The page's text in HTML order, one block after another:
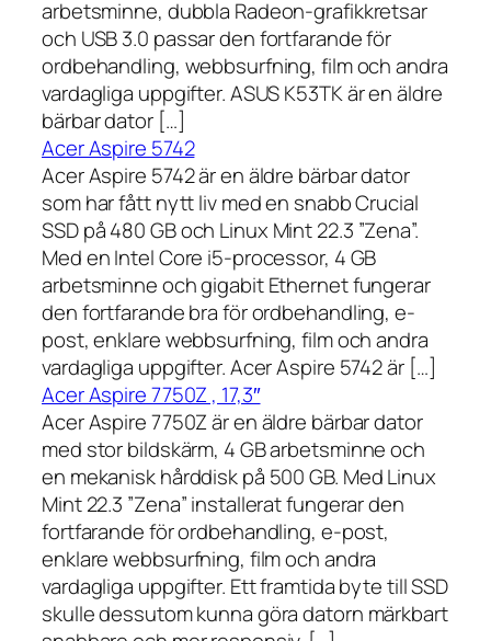
arbetsminne, dubbla Radeon-grafikkretsar
och USB 3.0 passar den fortfarande för
ordbehandling, webbsurfning, film och andra
vardagliga uppgifter. ASUS K53TK är en äldre
bärbar dator […]
Acer Aspire 5742
Acer Aspire 5742 är en äldre bärbar dator
som har fått nytt liv med en snabb Crucial
SSD på 480 GB och Linux Mint 22.3 ”Zena”.
Med en Intel Core i5-processor, 4 GB
arbetsminne och gigabit Ethernet fungerar
den fortfarande bra för ordbehandling, e-
post, enklare webbsurfning, film och andra
vardagliga uppgifter. Acer Aspire 5742 är […]
Acer Aspire 7750Z , 17,3″
Acer Aspire 7750Z är en äldre bärbar dator
med stor bildskärm, 4 GB arbetsminne och
en mekanisk hårddisk på 500 GB. Med Linux
Mint 22.3 ”Zena” installerat fungerar den
fortfarande för ordbehandling, e-post,
enklare webbsurfning, film och andra
vardagliga uppgifter. Ett framtida byte till SSD
skulle dessutom kunna göra datorn märkbart